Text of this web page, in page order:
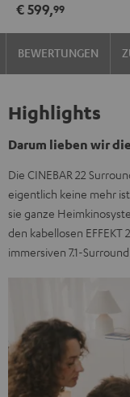
"5.1-
Set"
Schwarz
"5.1-
Set"
Weiß
€ 599,99
BEWERTUNGEN
Highlights
Darum lieben wir
Die CINEBAR 22
eigentlich keine mehr
sie ganze
den kabellosen EFFEKT
immersiven 7.1-